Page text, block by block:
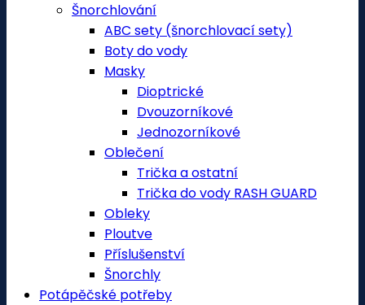
Šnorchlování
ABC sety (šnorchlovací sety)
Boty do vody
Masky
Dioptrické
Dvouzorníkové
Jednozorníkové
Oblečení
Trička a ostatní
Trička do vody RASH GUARD
Obleky
Ploutve
Příslušenství
Šnorchly
Potápěčské potřeby